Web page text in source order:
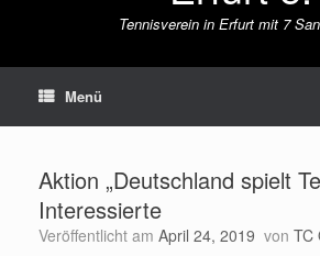
Tennisverein in Erfurt mit 7
Menü
Aktion „Deutschland spielt
Interessierte
Veröffentlicht am April 24, 2019 von TC